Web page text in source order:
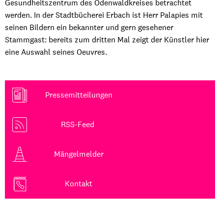
Gesundheitszentrum des Odenwaldkreises betrachtet
werden. In der Stadtbücherei Erbach ist Herr Palapies mit
seinen Bildern ein bekannter und gern gesehener
Stammgast: bereits zum dritten Mal zeigt der Künstler hier
eine Auswahl seines Oeuvres.
Pressemitteilungen
RSS-Feed
Mängelmelder
Kontakt